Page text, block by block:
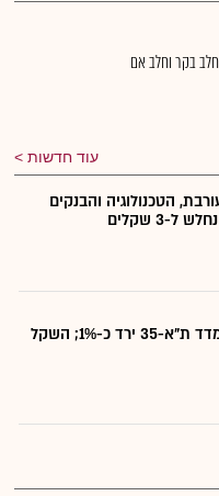
בקר וחלב אם
עוד חדשות
הטכנולוגיה והבנקים
3 שקלים
נעילה אדומה בתל אביב: מדד ת"א-35 ירד כ-1%; השקל